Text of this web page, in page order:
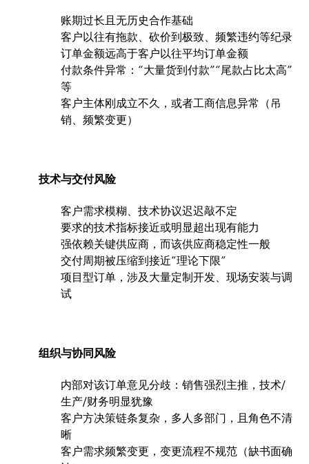
账期过长且无历史合作基础
客户以往有拖款、砍价到极致、频繁违约等纪录
订单金额远高于客户以往平均订单金额
付款条件异常：“大量货到付款”“尾款占比太高”
等
客户主体刚成立不久，或者工商信息异常（吊
销、频繁变更）
技术与交付风险
客户需求模糊、技术协议迟迟敲不定
要求的技术指标接近或明显超出现有能力
强依赖关键供应商，而该供应商稳定性一般
交付周期被压缩到接近“理论下限”
项目型订单，涉及大量定制开发、现场安装与调
试
组织与协同风险
内部对该订单意见分歧：销售强烈主推，技术/
生产/财务明显犹豫
客户方决策链条复杂，多人多部门，且角色不清
晰
客户需求频繁变更，变更流程不规范（缺书面确